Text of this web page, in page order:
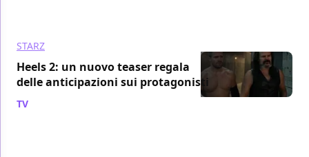
STARZ
Heels 2: un nuovo teaser regala
delle anticipazioni sui protagonisti
TV